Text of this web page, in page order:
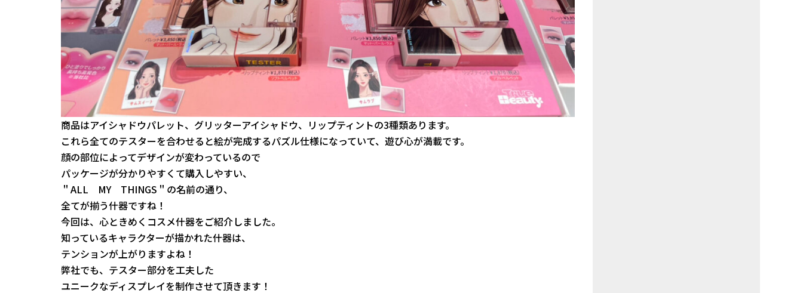
商品はアイシャドウパレット、グリッターアイシャドウ、リップティントの3種類あります。
これら全てのテスターを合わせると絵が完成するパズル仕様になっていて、遊び心が満載です。
顔の部位によってデザインが変わっているので
パッケージが分かりやすくて購入しやすい、
＂ALL MY THINGS＂の名前の通り、
全てが揃う什器ですね！
今回は、心ときめくコスメ什器をご紹介しました。
知っているキャラクターが描かれた什器は、
テンションが上がりますよね！
弊社でも、テスター部分を工夫した
ユニークなディスプレイを制作させて頂きます！